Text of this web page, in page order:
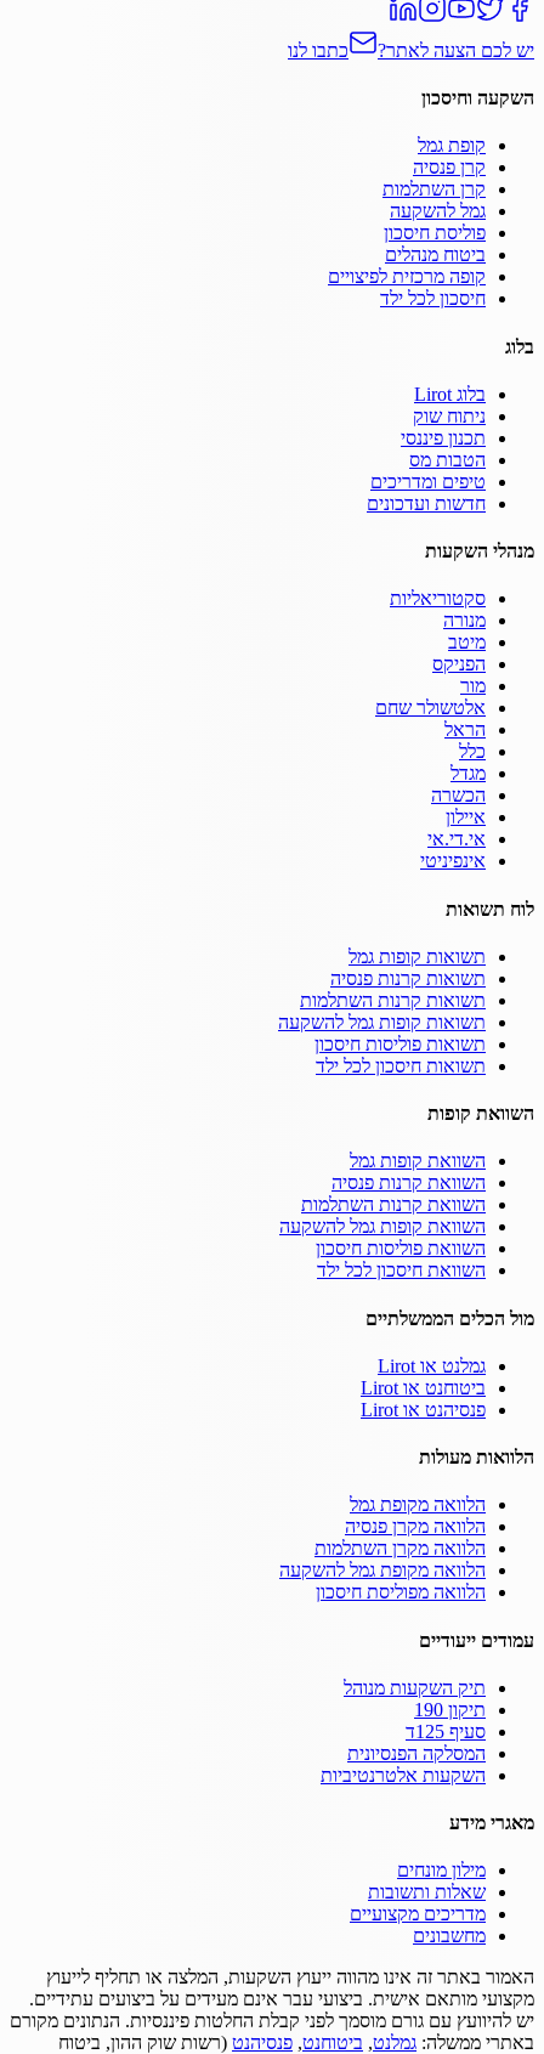
יש לכם הצעה לאתר? כתבו לנו
השקעה וחיסכון
קופת גמל
קרן פנסיה
קרן השתלמות
גמל להשקעה
פוליסת חיסכון
ביטוח מנהלים
קופה מרכזית לפיצויים
חיסכון לכל ילד
בלוג
בלוג Lirot
ניתוח שוק
תכנון פיננסי
הטבות מס
טיפים ומדריכים
חדשות ועדכונים
מנהלי השקעות
סקטוריאליות
מנורה
מיטב
הפניקס
מור
אלטשולר שחם
הראל
כלל
מגדל
הכשרה
איילון
אי.די.אי
אינפיניטי
לוח תשואות
תשואות קופות גמל
תשואות קרנות פנסיה
תשואות קרנות השתלמות
תשואות קופות גמל להשקעה
תשואות פוליסות חיסכון
תשואות חיסכון לכל ילד
השוואת קופות
השוואת קופות גמל
השוואת קרנות פנסיה
השוואת קרנות השתלמות
השוואת קופות גמל להשקעה
השוואת פוליסות חיסכון
השוואת חיסכון לכל ילד
מול הכלים הממשלתיים
גמלנט או Lirot
ביטוחנט או Lirot
פנסיהנט או Lirot
הלוואות מעולות
הלוואה מקופת גמל
הלוואה מקרן פנסיה
הלוואה מקרן השתלמות
הלוואה מקופת גמל להשקעה
הלוואה מפוליסת חיסכון
עמודים ייעודיים
תיק השקעות מנוהל
תיקון 190
סעיף 125ד
המסלקה הפנסיונית
השקעות אלטרנטיביות
מאגרי מידע
מילון מונחים
שאלות ותשובות
מדריכים מקצועיים
מחשבונים
האמור באתר זה אינו מהווה ייעוץ השקעות, המלצה או תחליף לייעוץ
מקצועי מותאם אישית. ביצועי עבר אינם מעידים על ביצועים עתידיים.
יש להיוועץ עם גורם מוסמך לפני קבלת החלטות פיננסיות. הנתונים מקורם
באתרי ממשלה: גמלנט, ביטוחנט, פנסיהנט (רשות שוק ההון, ביטוח